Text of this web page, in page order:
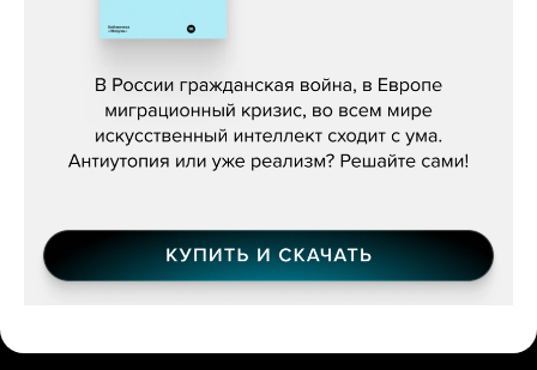
Константин Зарубин, «Наше сердце